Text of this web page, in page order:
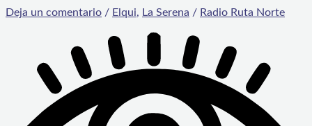
Deja un comentario / Elqui, La Serena / Radio Ruta Norte